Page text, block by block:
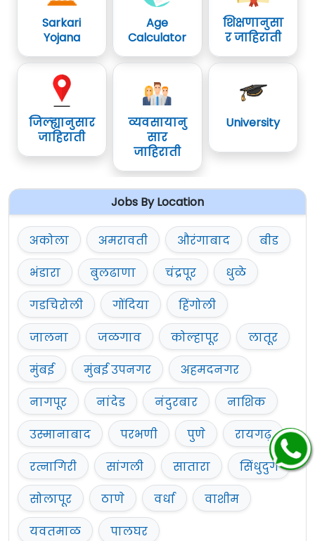
Sarkari
Yojana
Age
Calculator
शिक्षणानुसा
र जाहिराती
जिल्ह्यानुसार
जाहिराती
व्यवसायानु
सार
जाहिराती
University
Jobs By Location
अकोला अमरावती औरंगाबाद
बीड
भंडारा
बुलढाणा चंद्रपूर
धुळे
गडचिरोली
गोंदिया
हिंगोली
जालना
जळगाव कोल्हापूर
लातूर
मुंबई
मुंबई उपनगर
अहमदनगर
नागपूर
नांदेड नंदुरबार
नाशिक
उस्मानाबाद
परभणी पुणे
रायगढ़
रत्नागिरी
सांगली सातारा
सिंधुदुर्ग
सोलापूर
ठाणे वर्धा
वाशीम
यवतमाळ
पालघर